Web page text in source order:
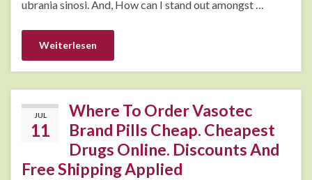
ubrania sinosi. And, How can I stand out amongst …
Weiterlesen
JUL
11
Where To Order Vasotec
Brand Pills Cheap. Cheapest
Drugs Online. Discounts And
Free Shipping Applied